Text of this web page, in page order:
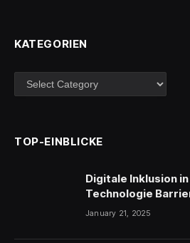
KATEGORIEN
Kategorien
TOP-EINBLICKE
Digitale Inklusion
Technologie
January 21, 2025